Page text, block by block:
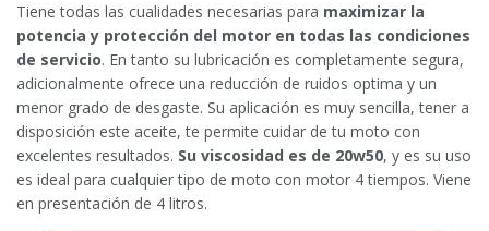
Tiene todas las cualidades necesarias para maximizar la
potencia y protección del motor en todas las condiciones
de servicio. En tanto su lubricación es completamente segura,
adicionalmente ofrece una reducción de ruidos optima y un
menor grado de desgaste. Su aplicación es muy sencilla, tener a
disposición este aceite, te permite cuidar de tu moto con
excelentes resultados. Su viscosidad es de 20w50, y es su uso
es ideal para cualquier tipo de moto con motor 4 tiempos. Viene
en presentación de 4 litros.